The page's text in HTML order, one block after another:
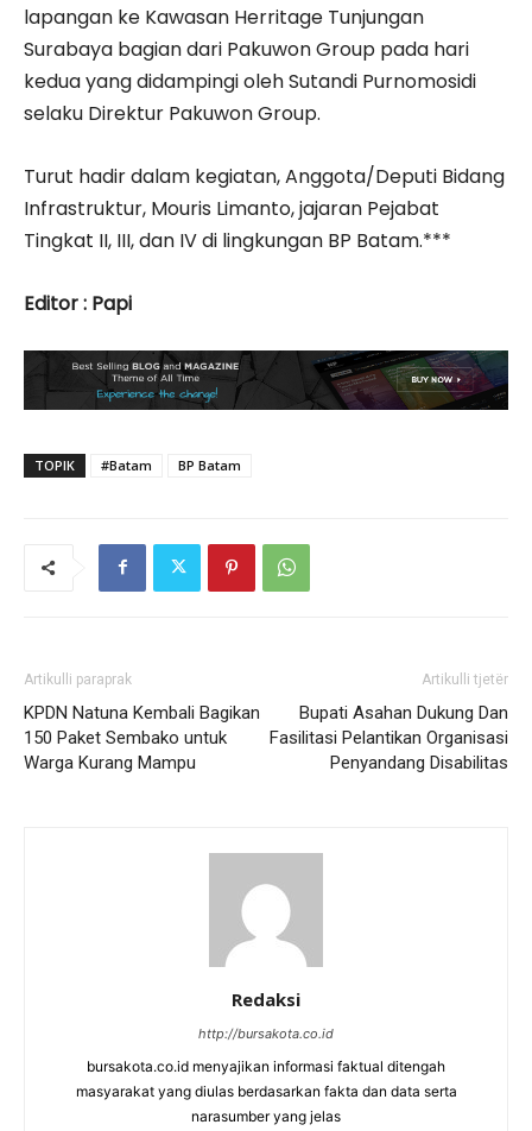
lapangan ke Kawasan Herritage Tunjungan
Surabaya bagian dari Pakuwon Group pada hari
kedua yang didampingi oleh Sutandi Purnomosidi
selaku Direktur Pakuwon Group.
Turut hadir dalam kegiatan, Anggota/Deputi Bidang
Infrastruktur, Mouris Limanto, jajaran Pejabat
Tingkat II, III, dan IV di lingkungan BP Batam.***
Editor : Papi
TOPIK #Batam BP Batam
Artikulli paraprak
KPDN Natuna Kembali Bagikan
150 Paket Sembako untuk
Warga Kurang Mampu
Artikulli tjetër
Bupati Asahan Dukung Dan
Fasilitasi Pelantikan Organisasi
Penyandang Disabilitas
Redaksi
http://bursakota.co.id
bursakota.co.id menyajikan informasi faktual ditengah
masyarakat yang diulas berdasarkan fakta dan data serta
narasumber yang jelas